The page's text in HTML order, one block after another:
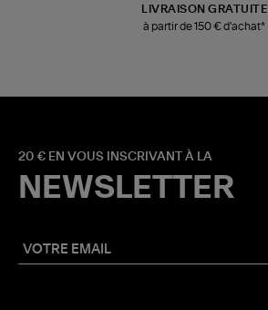
LIVRAISON GRATUITE
à partir de 150 € d'achat*
20 € EN VOUS INSCRIVANT À LA
NEWSLETTER